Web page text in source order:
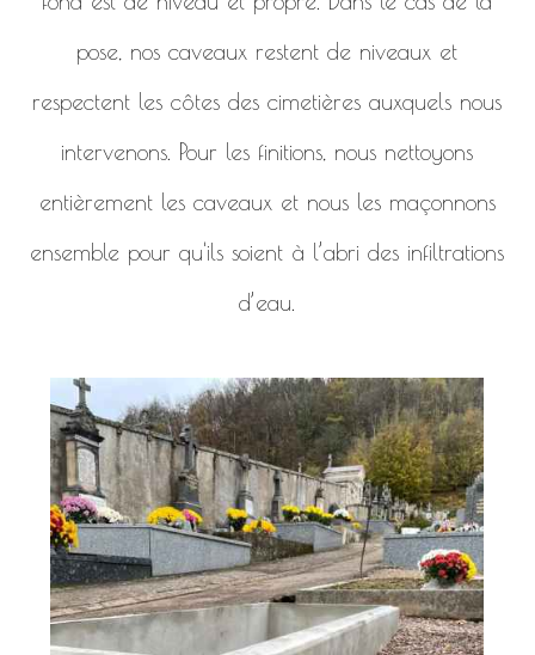
pose, nos caveaux restent de niveaux et
respectent les côtes des cimetières auxquels nous
intervenons. Pour les finitions, nous nettoyons
entièrement les caveaux et nous les maçonnons
ensemble pour qu'ils soient à l’abri des infiltrations
d’eau.